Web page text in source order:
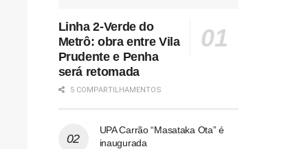
Linha 2-Verde do
Metrô: obra entre Vila
Prudente e Penha
será retomada
5 COMPARTILHAMENTOS
UPA Carrão “Masataka Ota” é
inaugurada